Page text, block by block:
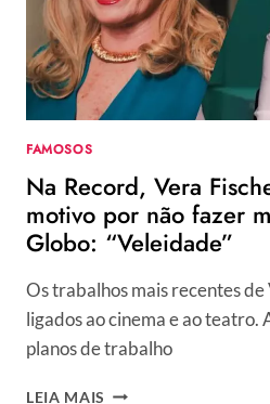
34
ANOS
COM
FESTÃO
NO
JANEIRO
FAMOSOS
Na Record, Vera
motivo por não fazer
Globo: “Veleidade”
Os trabalhos mais recentes
ligados ao cinema e ao teatro.
planos de trabalho
LEIA MAIS NA